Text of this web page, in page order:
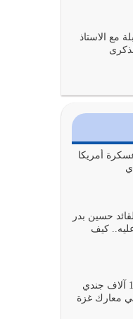
القرآن
على…
تكون نقاط
للناس
مع الاستاذ
أمريكا
حسين بدر
كيف
صحيفة هآرتس: أكثر من 10 آلاف جندي
معارك غزة